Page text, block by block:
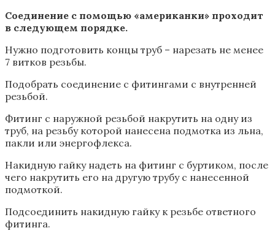
Соединение с помощью «американки» проходит
в следующем порядке.
Нужно подготовить концы труб – нарезать не менее
7 витков резьбы.
Подобрать соединение с фитингами с внутренней
резьбой.
Фитинг с наружной резьбой накрутить на одну из
труб, на резьбу которой нанесена подмотка из льна,
пакли или энергофлекса.
Накидную гайку надеть на фитинг с буртиком, после
чего накрутить его на другую трубу с нанесенной
подмоткой.
Подсоединить накидную гайку к резьбе ответного
фитинга.